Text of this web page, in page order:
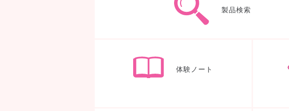
製品検索
体験ノート